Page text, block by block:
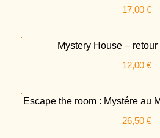
17,00 €
Mystery House –
12,00 €
Escape the room : Mystére au
26,50 €